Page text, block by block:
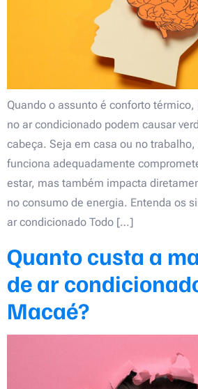
Quando o assunto é conforto
no ar condicionado podem causar
cabeça. Seja em casa ou no
funciona adequadamente
estar, mas também impacta
no consumo de energia. Entenda os
ar condicionado Todo […]
Quanto custa a
de ar
Macaé?